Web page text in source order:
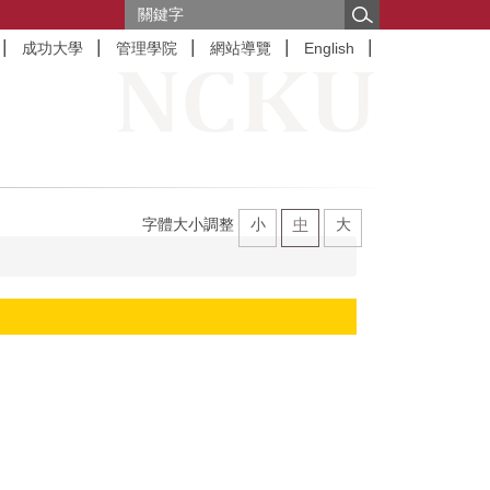
成功大學 管理學院 網站導覽 English
字體大小調整 小 中 大